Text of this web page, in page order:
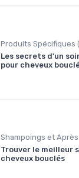
Les secrets d'un
pour cheveux
Trouver le meilleur
cheveux bouclés